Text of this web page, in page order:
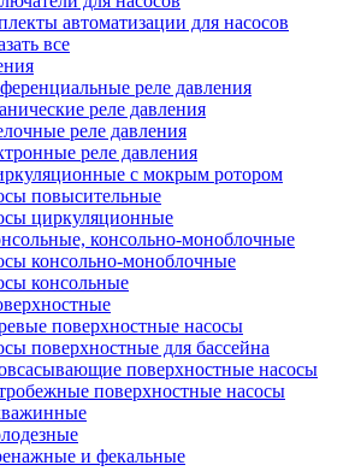
автоматизации для насосов
все
реле давления
реле давления
реле давления
реле давления
с мокрым ротором
повысительные
циркуляционные
консольно-моноблочные
консольно-моноблочные
консольные
поверхностные насосы
поверхностные для бассейна
поверхностные насосы
поверхностные насосы
и фекальные